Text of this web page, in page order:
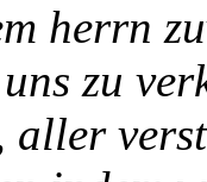
herrn
zu